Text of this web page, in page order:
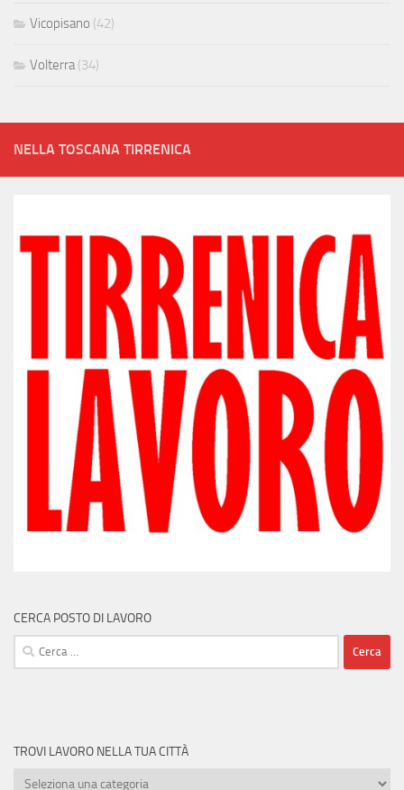
Vicopisano (42)
Volterra (34)
NELLA TOSCANA TIRRENICA
CERCA POSTO DI LAVORO
Ricerca
per:
TROVI LAVORO NELLA TUA CITTÀ
Trovi